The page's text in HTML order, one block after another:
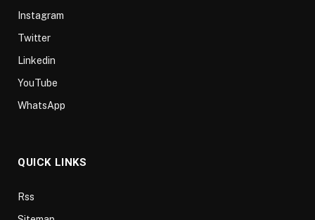
Instagram
Twitter
Linkedin
YouTube
WhatsApp
QUICK LINKS
Rss